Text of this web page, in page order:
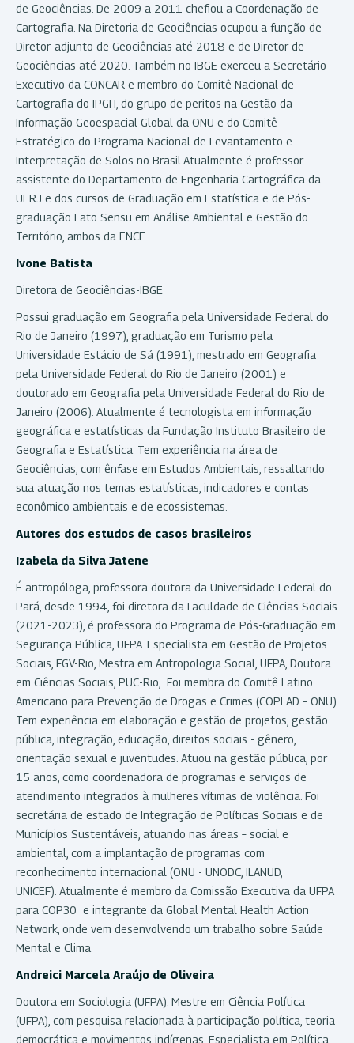
de Geociências. De 2009 a 2011 chefiou a Coordenação de
Cartografia. Na Diretoria de Geociências ocupou a função de
Diretor-adjunto de Geociências até 2018 e de Diretor de
Geociências até 2020. Também no IBGE exerceu a Secretário-
Executivo da CONCAR e membro do Comitê Nacional de
Cartografia do IPGH, do grupo de peritos na Gestão da
Informação Geoespacial Global da ONU e do Comitê
Estratégico do Programa Nacional de Levantamento e
Interpretação de Solos no Brasil.Atualmente é professor
assistente do Departamento de Engenharia Cartográfica da
UERJ e dos cursos de Graduação em Estatística e de Pós-
graduação Lato Sensu em Análise Ambiental e Gestão do
Território, ambos da ENCE.
Ivone Batista
Diretora de Geociências-IBGE
Possui graduação em Geografia pela Universidade Federal do
Rio de Janeiro (1997), graduação em Turismo pela
Universidade Estácio de Sá (1991), mestrado em Geografia
pela Universidade Federal do Rio de Janeiro (2001) e
doutorado em Geografia pela Universidade Federal do Rio de
Janeiro (2006). Atualmente é tecnologista em informação
geográfica e estatísticas da Fundação Instituto Brasileiro de
Geografia e Estatística. Tem experiência na área de
Geociências, com ênfase em Estudos Ambientais, ressaltando
sua atuação nos temas estatísticas, indicadores e contas
econômico ambientais e de ecossistemas.
Autores dos estudos de casos brasileiros
Izabela da Silva Jatene
É antropóloga, professora doutora da Universidade Federal do
Pará, desde 1994, foi diretora da Faculdade de Ciências Sociais
(2021-2023), é professora do Programa de Pós-Graduação em
Segurança Pública, UFPA. Especialista em Gestão de Projetos
Sociais, FGV-Rio, Mestra em Antropologia Social, UFPA, Doutora
em Ciências Sociais, PUC-Rio, Foi membra do Comitê Latino
Americano para Prevenção de Drogas e Crimes (COPLAD – ONU).
Tem experiência em elaboração e gestão de projetos, gestão
pública, integração, educação, direitos sociais - gênero,
orientação sexual e juventudes. Atuou na gestão pública, por
15 anos, como coordenadora de programas e serviços de
atendimento integrados à mulheres vítimas de violência. Foi
secretária de estado de Integração de Políticas Sociais e de
Municípios Sustentáveis, atuando nas áreas – social e
ambiental, com a implantação de programas com
reconhecimento internacional (ONU - UNODC, ILANUD,
UNICEF). Atualmente é membro da Comissão Executiva da UFPA
para COP30 e integrante da Global Mental Health Action
Network, onde vem desenvolvendo um trabalho sobre Saúde
Mental e Clima.
Andreici Marcela Araújo de Oliveira
Doutora em Sociologia (UFPA). Mestre em Ciência Política
(UFPA), com pesquisa relacionada à participação política, teoria
democrática e movimentos indígenas. Especialista em Política